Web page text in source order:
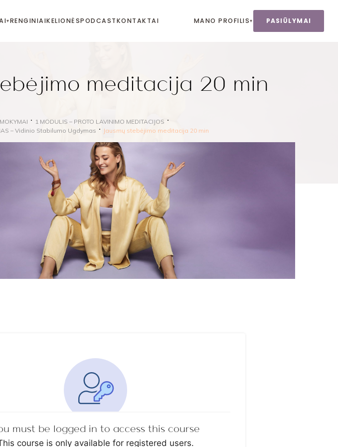
▾RENGINIAIKELIONĖSPODCASTKONTAKTAI MANO PROFILIS▾ PASIŪLYMAI
meditacija 20 min
1 MODULIS – PROTO LAVINIMO MEDITACIJOS
– Vidinio Stabilumo Ugdymas
Jausmų stebėjimo meditacija 20 min
must be logged in to access this course
course is only available for registered users.